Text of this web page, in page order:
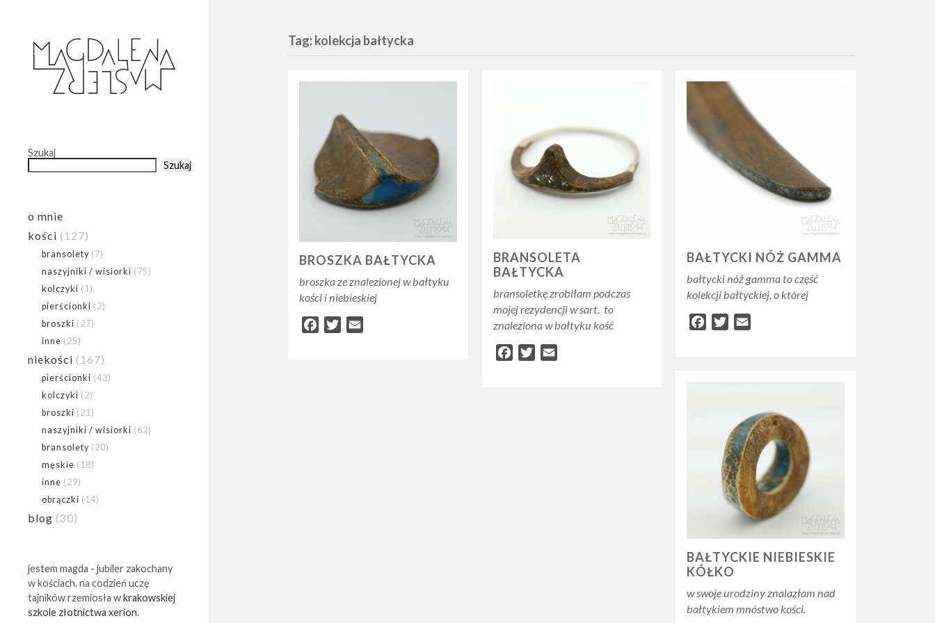
Szukaj
Szukaj
o mnie
kości (127)
bransolety (7)
naszyjniki / wisiorki (75)
kolczyki (1)
pierścionki (2)
broszki (27)
inne (25)
niekości (167)
pierścionki (43)
kolczyki (2)
broszki (21)
naszyjniki / wisiorki (62)
bransolety (20)
męskie (18)
inne (29)
obrączki (14)
blog (30)
jestem magda - jubiler zakochany
w kościach. na codzień uczę
tajników rzemiosła wkrakowskiej
szkole złotnictwa xerion.
Tag: kolekcja bałtycka
BROSZKA BAŁTYCKA
broszka ze znalezionej w bałtyku
kości i niebieskiej
Facebook
Twitter
BRANSOLETA
BAŁTYCKA
bransoletkę zrobiłam podczas
mojej rezydencji w sart. to
znaleziona w bałtyku kość
Facebook
Twitter
BAŁTYCKI NÓŻ GAMMA
bałtycki nóż gamma to część
kolekcji bałtyckiej, o której
Facebook
Twitter
BAŁTYCKIE NIEBIESKIE
KÓŁKO
w swoje urodziny znalazłam nad
bałtykiem mnóstwo kości.